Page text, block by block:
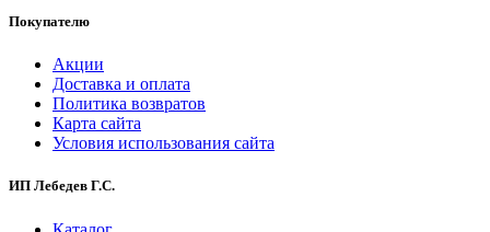
Покупателю
Акции
Доставка и оплата
Политика возвратов
Карта сайта
Условия использования сайта
ИП Лебедев Г.С.